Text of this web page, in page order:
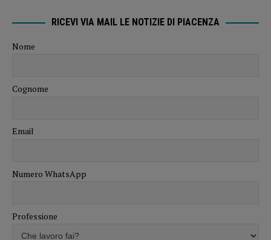
RICEVI VIA MAIL LE NOTIZIE DI PIACENZA
Nome
Cognome
Email
Numero WhatsApp
Professione